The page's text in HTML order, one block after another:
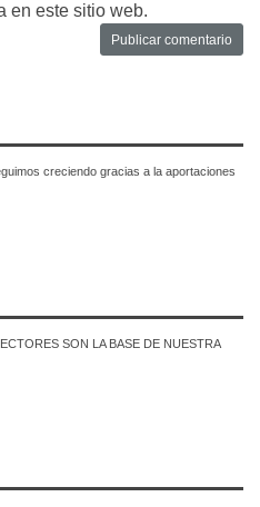
en este sitio web.
creciendo gracias a la aportaciones
SON LA BASE DE NUESTRA